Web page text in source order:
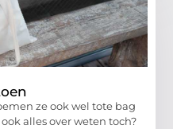
ze ook wel tote bag
alles over weten toch?